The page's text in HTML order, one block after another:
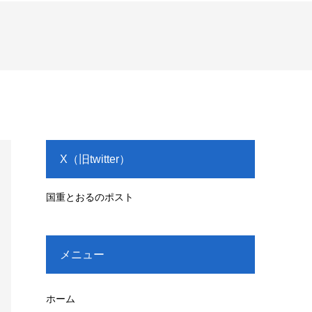
X（旧twitter）
国重とおるのポスト
メニュー
ホーム